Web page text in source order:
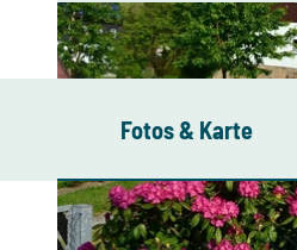
Fotos & Karte